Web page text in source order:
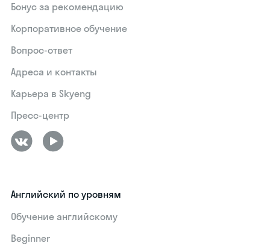
Бонус за рекомендацию
Корпоративное обучение
Вопрос-ответ
Адреса и контакты
Карьера в Skyeng
Пресс-центр
Английский по уровням
Обучение английскому
Beginner